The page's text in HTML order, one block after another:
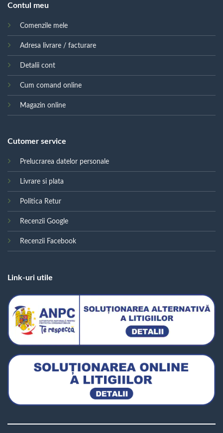
Contul meu
Comenzile mele
Adresa livrare / facturare
Detalii cont
Cum comand online
Magazin online
Cutomer service
Prelucrarea datelor personale
Livrare si plata
Politica Retur
Recenzii Google
Recenzii Facebook
Link-uri utile